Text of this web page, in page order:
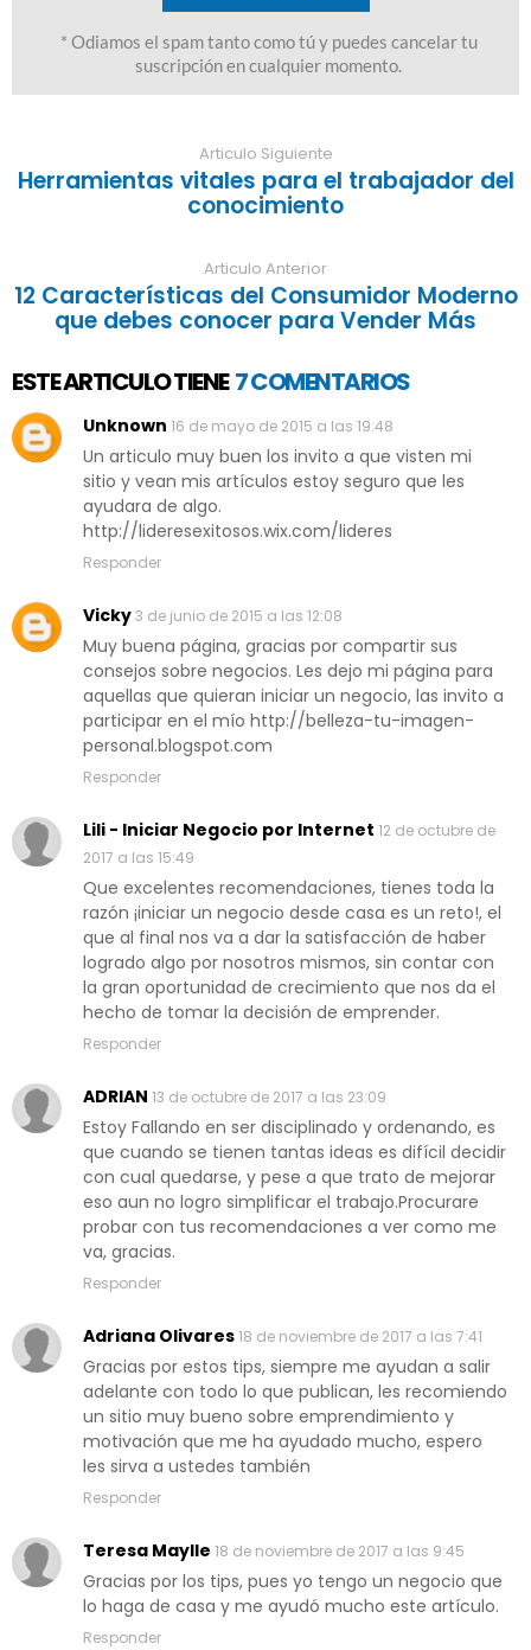
Articulo Siguiente
Herramientas vitales para el trabajador del
conocimiento
Articulo Anterior
12 Características del Consumidor Moderno
que debes conocer para Vender Más
ESTE ARTICULO TIENE 7 COMENTARIOS
Unknown 16 de mayo de 2015 a las 19:48
Un articulo muy buen los invito a que visten mi
sitio y vean mis artículos estoy seguro que les
ayudara de algo.
http://lideresexitosos.wix.com/lideres
Responder
Vicky3 de junio de 2015 a las 12:08
Muy buena página, gracias por compartir sus
consejos sobre negocios. Les dejo mi página para
aquellas que quieran iniciar un negocio, las invito a
participar en el mío http://belleza-tu-imagen-
personal.blogspot.com
Responder
Lili - Iniciar Negocio por Internet 12 de octubre de
2017 a las 15:49
Que excelentes recomendaciones, tienes toda la
razón ¡iniciar un negocio desde casa es un reto!, el
que al final nos va a dar la satisfacción de haber
logrado algo por nosotros mismos, sin contar con
la gran oportunidad de crecimiento que nos da el
hecho de tomar la decisión de emprender.
Responder
ADRIAN 13 de octubre de 2017 a las 23:09
Estoy Fallando en ser disciplinado y ordenando, es
que cuando se tienen tantas ideas es difícil decidir
con cual quedarse, y pese a que trato de mejorar
eso aun no logro simplificar el trabajo.Procurare
probar con tus recomendaciones a ver como me
va, gracias.
Responder
Adriana Olivares18 de noviembre de 2017 a las 7:41
Gracias por estos tips, siempre me ayudan a salir
adelante con todo lo que publican, les recomiendo
un sitio muy bueno sobre emprendimiento y
motivación que me ha ayudado mucho, espero
les sirva a ustedes también
Responder
Teresa Maylle 18 de noviembre de 2017 a las 9:45
Gracias por los tips, pues yo tengo un negocio que
lo haga de casa y me ayudó mucho este artículo.
Responder